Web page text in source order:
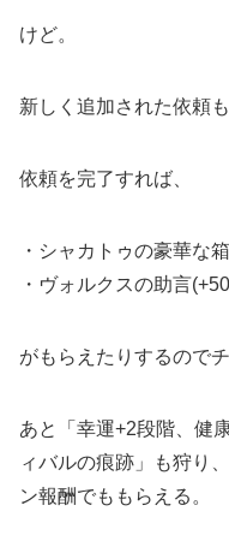
けど。
新しく追加された依頼
依頼を完了すれば、
・シャカトゥの豪華な
・ヴォルクスの助言
がもらえたりするので
あと「幸運+2段階、健
ィバルの痕跡」も狩り
ン報酬でももらえる。